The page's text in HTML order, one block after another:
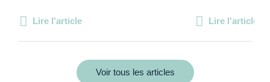
Lire l'article Lire l'article
Voir tous les articles